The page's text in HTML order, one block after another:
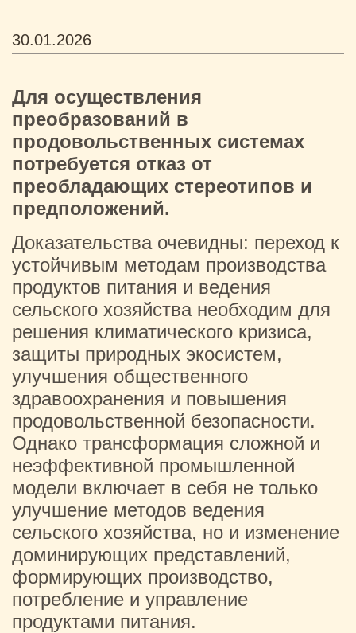
30.01.2026
Для осуществления
преобразований в
продовольственных системах
потребуется отказ от
преобладающих стереотипов и
предположений.
Доказательства очевидны: переход к
устойчивым методам производства
продуктов питания и ведения
сельского хозяйства необходим для
решения климатического кризиса,
защиты природных экосистем,
улучшения общественного
здравоохранения и повышения
продовольственной безопасности.
Однако трансформация сложной и
неэффективной промышленной
модели включает в себя не только
улучшение методов ведения
сельского хозяйства, но и изменение
доминирующих представлений,
формирующих производство,
потребление и управление
продуктами питания.